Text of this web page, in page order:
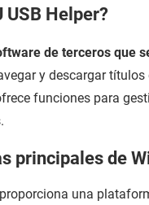
USB Helper?
de terceros que
y descargar títulos
funciones para
principales de
una